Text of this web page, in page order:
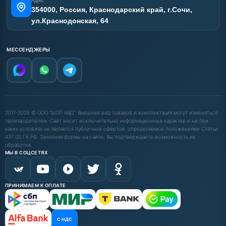
354000, Россия, Краснодарский край, г.Сочи,
ул.Краснодонская, 64
МЕССЕНДЖЕРЫ
2017-2025 © ООО "ШОП АВД". Внешний вид товаров и комплектация могут изменяться
производителем. Сайт носит исключительно информационный характер и ни при
каких условиях не является публичной офертой, определяемой положениями Статьи
437 (2) ГК РФ. Заполняя формы на сайте, Вы подтверждаете возможность их
обработки.
МЫ В СОЦСЕТЯХ
ПРИНИМАЕМ К ОПЛАТЕ
С НДС